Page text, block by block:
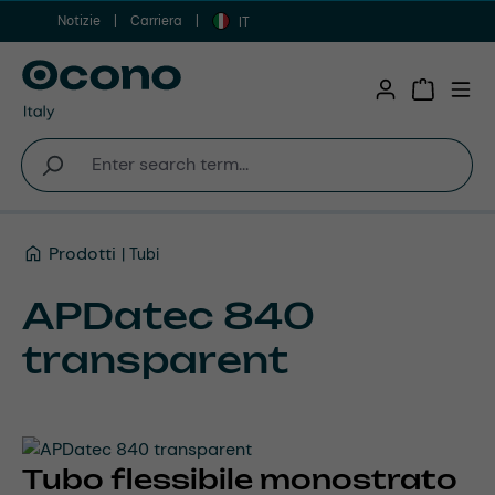
Vai al contenuto principale
Notizie Carriera IT
Prodotti Tubi
APDatec 840
transparent
Tubo flessibile monostrato